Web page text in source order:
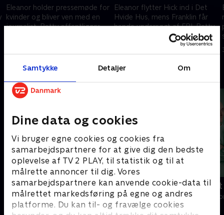
Samtykke Detaljer Om
Dine data og cookies
Vi bruger egne cookies og cookies fra
samarbejdspartnere for at give dig den bedste
oplevelse af TV 2 PLAY, til statistik og til at
målrette annoncer til dig. Vores
samarbejdspartnere kan anvende cookie-data til
målrettet markedsføring på egne og andres
platforme. Du kan til- og fravælge cookies
Eleanor holder pressemøde for
kvinder og bliver ven med en
journalist. Betty offentliggør
om sund skolemad.
Eleanor flytter Hick ind i Det
Hvide Hus, mens Franklin får
hende undersøgt af FBI. Betty
opildner Jerrys stab. Michelle
får Barack til at støtte ligeret.
Andre så også
Happy fucking Pride
Drama • 1 sæsoner
Fake Patient
Drama • 1